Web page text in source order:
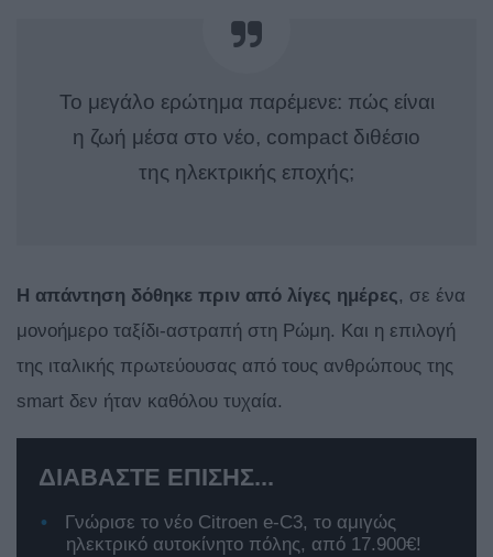
Το μεγάλο ερώτημα παρέμενε: πώς είναι
η ζωή μέσα στο νέο, compact διθέσιο
της ηλεκτρικής εποχής;
Η απάντηση δόθηκε πριν από λίγες ημέρες, σε ένα
μονοήμερο ταξίδι-αστραπή στη Ρώμη. Και η επιλογή
της ιταλικής πρωτεύουσας από τους ανθρώπους της
smart δεν ήταν καθόλου τυχαία.
ΔΙΑΒΑΣΤΕ ΕΠΙΣΗΣ...
Γνώρισε το νέο Citroen e-C3, το αμιγώς
ηλεκτρικό αυτοκίνητο πόλης, από 17.900€!